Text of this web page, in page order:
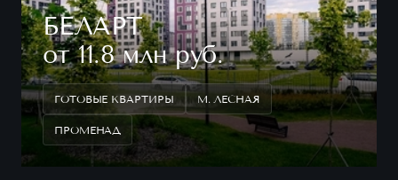
БЕЛАРТ
от 11.8 млн руб.
ГОТОВЫЕ КВАРТИРЫ М. ЛЕСНАЯ
ПРОМЕНАД